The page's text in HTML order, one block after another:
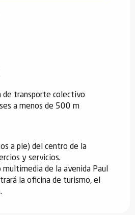
de transporte colectivo
a menos de 500 m
a pie) del centro de la
y servicios.
de la avenida Paul
la oficina de turismo, el